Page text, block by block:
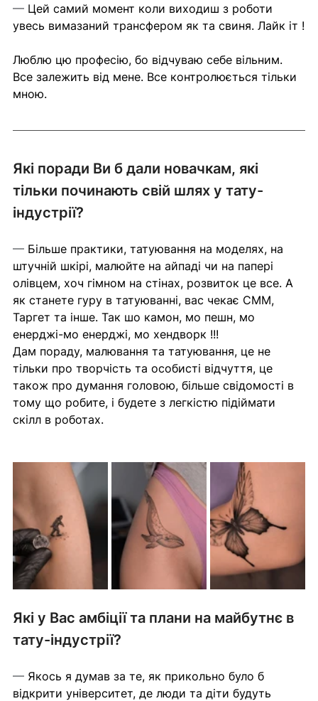
— Цей самий момент коли виходиш з роботи
увесь вимазаний трансфером як та свиня. Лайк іт !
Люблю цю професію, бо відчуваю себе вільним.
Все залежить від мене. Все контролюється тільки
мною.
Які поради Ви б дали новачкам, які
тільки починають свій шлях у тату-
індустрії?
— Більше практики, татуювання на моделях, на
штучній шкірі, малюйте на айпаді чи на папері
олівцем, хоч гімном на стінах, розвиток це все. А
як станете гуру в татуюванні, вас чекає СММ,
Таргет та інше. Так шо камон, мо пешн, мо
енерджі-мо енерджі, мо хендворк !!!
Дам пораду, малювання та татуювання, це не
тільки про творчість та особисті відчуття, це
також про думання головою, більше свідомості в
тому що робите, і будете з легкістю підіймати
скілл в роботах.
Які у Вас амбіції та плани на майбутнє в
тату-індустрії?
— Якось я думав за те, як прикольно було б
відкрити університет, де люди та діти будуть